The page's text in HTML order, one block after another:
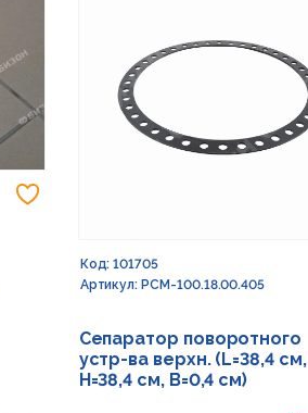
Код: 101705
Артикул: РСМ-100.18.00.405
Сепаратор поворотного
устр-ва верхн. (L=38,4 см,
H=38,4 см, B=0,4 см)